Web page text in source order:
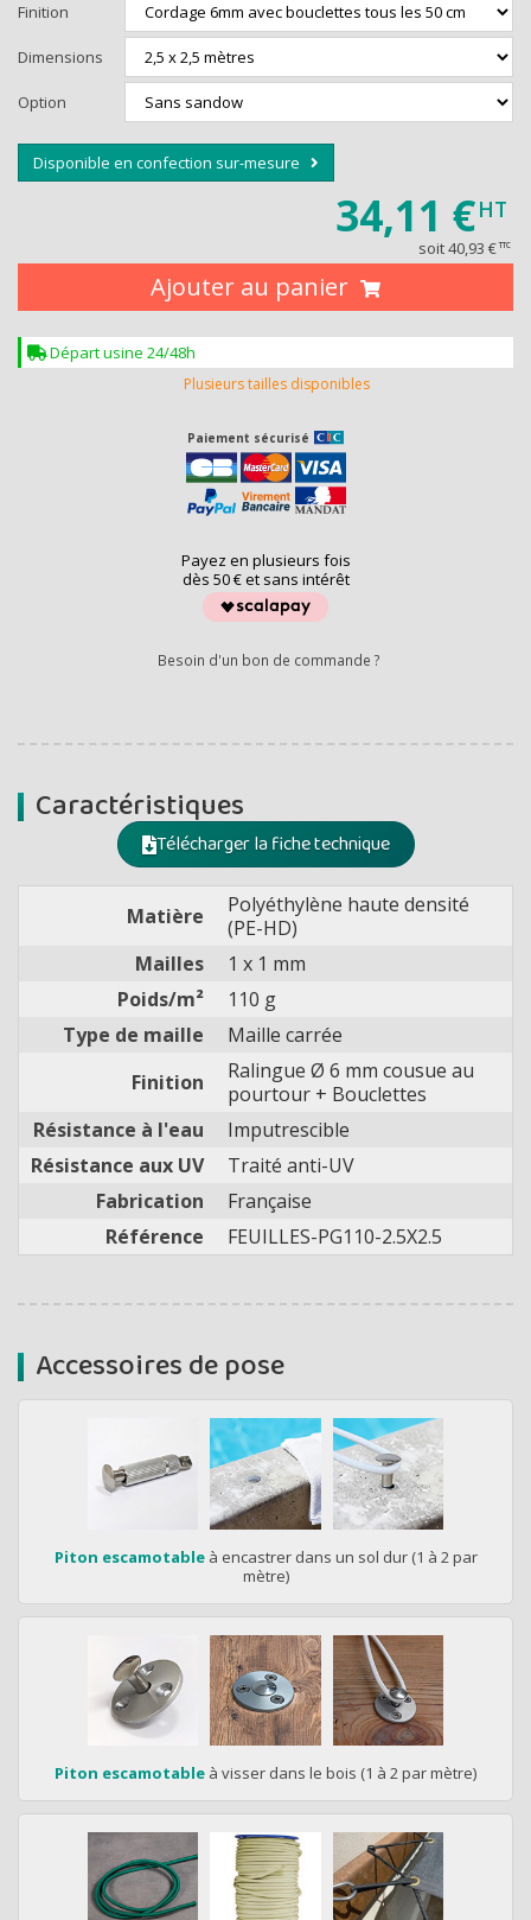
RECEVEZ
Finition
Dimensions
Option
Disponible en confection sur-mesure
34,11 €HT
soit40,93 € TTC
Ajouter au panier
Départ usine 24/48h
Plusieurs tailles disponibles
Paiement sécurisé
Payez en plusieurs fois
dès 50 € et sans intérêt
Besoin d'un bon de commande ?
Caractéristiques
Télécharger la fiche technique
Matière
Polyéthylène haute densité
(PE-HD)
Mailles
1 x 1 mm
Poids/m²
110 g
Type de maille
Maille carrée
Finition
Ralingue Ø 6 mm cousue au
pourtour + Bouclettes
Résistance à l'eau
Imputrescible
Résistance aux UV
Traité anti-UV
Fabrication
Française
Référence
FEUILLES-PG110-2.5X2.5
Accessoires de pose
Piton escamotableà encastrer dans un sol dur (1 à 2 par
mètre)
Piton escamotable à visser dans le bois (1 à 2 par mètre)